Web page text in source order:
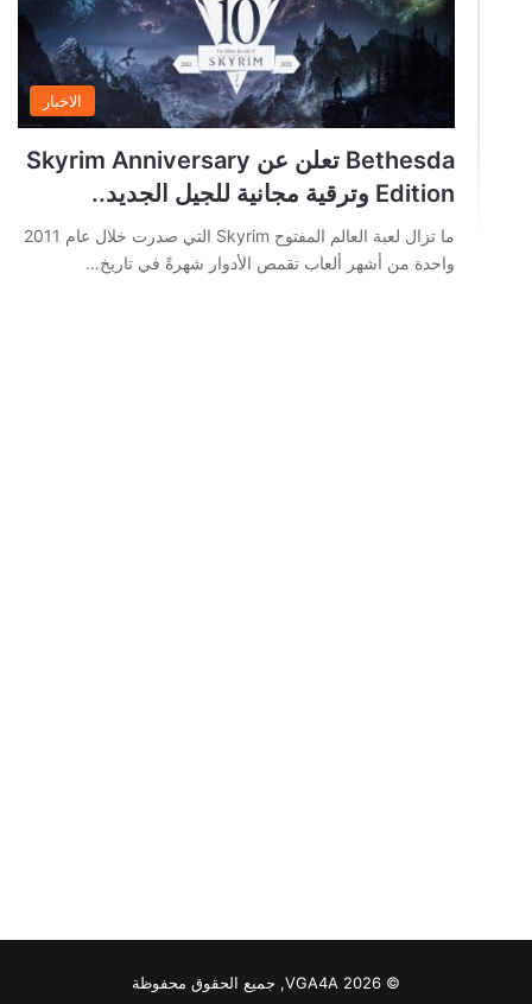
الاخبار
Bethesda تعلن عن Skyrim Anniversary
Edition وترقية مجانية للجيل الجديد..
ما تزال لعبة العالم المفتوح Skyrim التي صدرت خلال عام 2011
واحدة من أشهر ألعاب تقمص الأدوار شهرةً في تاريخ…
© VGA4A 2026, جميع الحقوق محفوظة